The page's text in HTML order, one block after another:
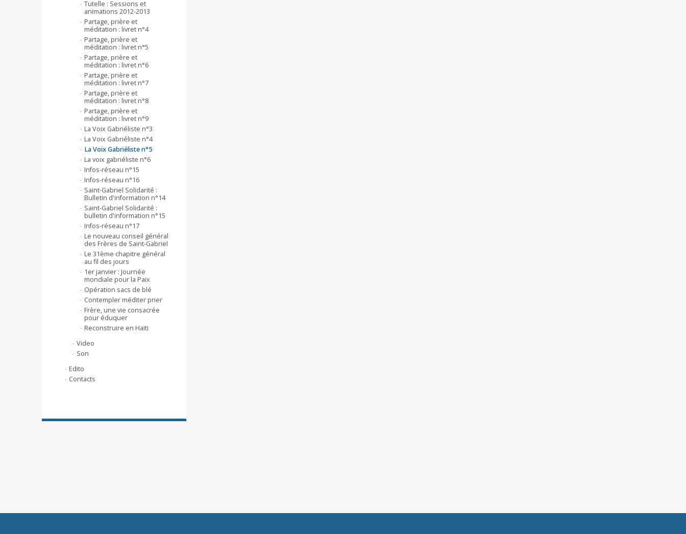
Tutelle : Sessions et
animations 2012-2013
Partage, prière et
méditation : livret n°4
Partage, prière et
méditation : livret n°5
Partage, prière et
méditation : livret n°6
Partage, prière et
méditation : livret n°7
Partage, prière et
méditation : livret n°8
Partage, prière et
méditation : livret n°9
La Voix Gabriéliste n°3
La Voix Gabriéliste n°4
La Voix Gabriéliste n°5
La voix gabriéliste n°6
Infos-réseau n°15
Infos-réseau n°16
Saint-Gabriel Solidarité :
Bulletin d'information n°14
Saint-Gabriel Solidarité :
bulletin d'information n°15
Infos-réseau n°17
Le nouveau conseil général
des Frères de Saint-Gabriel
Le 31ème chapitre général
au fil des jours
1er janvier : Journée
mondiale pour la Paix
Opération sacs de blé
Contempler méditer prier
Frère, une vie consacrée
pour éduquer
Reconstruire en Haïti
Video
Son
Edito
Contacts